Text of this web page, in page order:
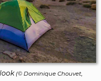
(© Dominique Chouvet,